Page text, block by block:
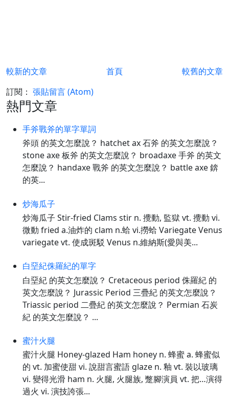
較新的文章 較舊的文章
首頁
訂閱： 張貼留言 (Atom)
熱門文章
手斧戰斧的單字單詞
斧頭 的英文怎麼說？ hatchet ax 石斧 的英文怎麼說？
stone axe 板斧 的英文怎麼說？ broadaxe 手斧 的英文
怎麼說？ handaxe 戰斧 的英文怎麼說？ battle axe 錛
的英...
炒海瓜子
炒海瓜子 Stir-fried Clams stir n. 攪動, 監獄 vt. 攪動 vi.
微動 fried a.油炸的 clam n.蛤 vi.撈蛤 Variegate Venus
variegate vt. 使成斑駁 Venus n.維納斯(愛與美...
白堊紀侏羅紀的單字
白堊紀 的英文怎麼說？ Cretaceous period 侏羅紀 的
英文怎麼說？ Jurassic Period 三疊紀 的英文怎麼說？
Triassic period 二疊紀 的英文怎麼說？ Permian 石炭
紀 的英文怎麼說？ ...
蜜汁火腿
蜜汁火腿 Honey-glazed Ham honey n. 蜂蜜 a. 蜂蜜似
的 vt. 加蜜使甜 vi. 說甜言蜜語 glaze n. 釉 vt. 裝以玻璃
vi. 變得光滑 ham n. 火腿, 火腿族, 蹩腳演員 vt. 把…演得
過火 vi. 演技誇張...